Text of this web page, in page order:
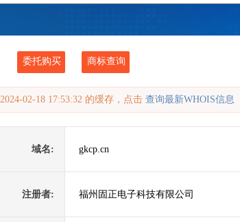
委托购买 商标查询
02-18 17:53:32 的缓存，点击 查询最新WHOIS信息
域名: gkcp.cn
注册者: 福州固正电子科技有限公司